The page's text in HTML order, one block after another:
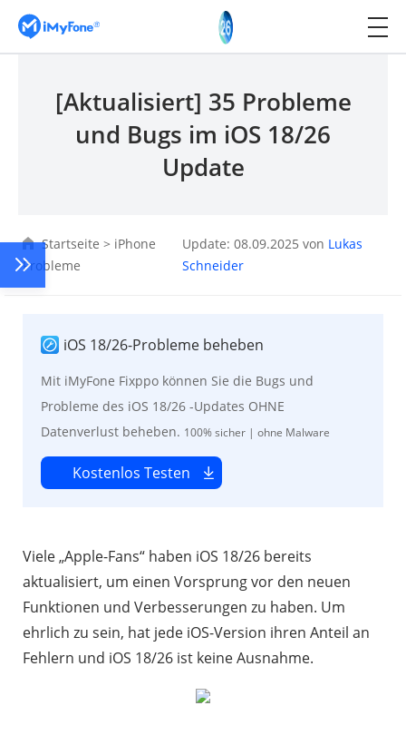
[Aktualisiert] 35 Probleme
und Bugs im iOS 18/26
Update
Startseite > iPhone
Probleme
Update: 08.09.2025 von Lukas
Schneider
iOS 18/26-Probleme beheben
Mit iMyFone Fixppo können Sie die Bugs und
Probleme des iOS 18/26 -Updates OHNE
Datenverlust beheben. 100% sicher | ohne Malware
Kostenlos Testen
Viele „Apple-Fans“ haben iOS 18/26 bereits
aktualisiert, um einen Vorsprung vor den neuen
Funktionen und Verbesserungen zu haben. Um
ehrlich zu sein, hat jede iOS-Version ihren Anteil an
Fehlern und iOS 18/26 ist keine Ausnahme.